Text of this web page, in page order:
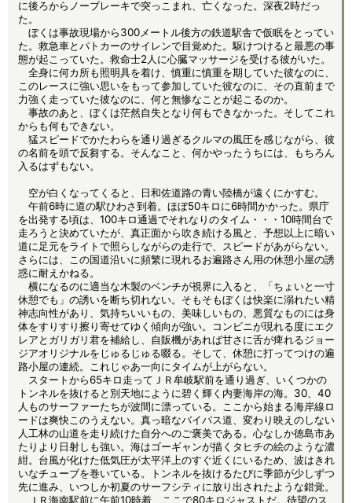
に後ろからノーブレーキで突っこまれ、亡くなった。深夜2時だっ
た。
ぼくは事故現場から300メートル後方の鉄道駅舎で仮眠をとってい
た。救急車とパトカーのサイレンで目覚めた。駆けつけると最悪の事
態が起こっていた。救命士2人に心臓マッサージを受ける彼がいた。
全身に何カ所も照明具を着け、慎重に慎重を期していた彼なのに、
このレースに強い思いをもって参加していた彼なのに、その直前まで
力強く走っていた彼なのに、何と無惨なことが起こるのか。
事故のあと、ぼくは茫然自失となり何もできなかった。そしてこれ
からも何もできない。
猛スピードでかたわらを通り過ぎるクルマの風圧を感じながら、彼
の名前を頭で反芻する。そんなこと、何かやったうちには、もちろん
入るはずもない。
空が白くなってくると、日和佐道路の青い陸橋が遠くにかすむ。
午前6時に道の駅ひわさ到着。ほぼ50キロに6時間かかった。県庁
を出発する頃は、100キロ通過でそれなりのタイム・・・10時間台で
走ろうと決めていたが、真正面から吹き続ける風と、予想以上に暗い
道に足元をライトで照らしながらの走行で、スピードがあがらない。
さらには、この国道沿いに頻繁に現れるお遍路さん用の休憩小屋の誘
惑に耐えかねる。
横になるのに適当な木製のベンチが視界に入ると、「ちょいと一寸
休憩でも」の誘いを断ち切れない。そもそもぼくは快楽に溺れたい精
神志向性があり、気持ちいいもの、美味しいもの、悪質なものには身
体をすりすり擦り寄せてゆく傾向が強い。コンビニが現れる度にエク
レアとガリガリ君を補給し、自販機があれば甘さに舌が痺れるジョー
ジアオリジナルをじゅるじゅる啜る。そして、休憩に打ってつけの遍
路小屋の連続。これじゃあ一向にタイムが上がらない。
スタートから65キロ走ってＪＲ牟岐駅前を通り過ぎ、いくつかの
トンネルを抜けると別天地にように碧く輝く内妻海岸の海。30、40
人ものサーファーたちが波間に漂っている。ここから始まる海岸線ロ
ードは爽快このうえない。真っ暗なバイパス道、変わり映えのしない
人工林の山道を走り続けた自分へのご褒美である。心なしか徳島市あ
たりより日射しも強い。海はゴーギャンが描くタヒチの絵のような濃
紺。台風が化けた低気圧が太平洋上のすぐ近くにいるため、波はきれ
いなチューブを巻いている。トンネルを抜けるたびに季節が少しずつ
先に進み、いつしか初夏のサーフシティに放り出されたような錯覚。
ＪＲ海南駅前に午前10時着、ここで80キロジャストだ。待望のス